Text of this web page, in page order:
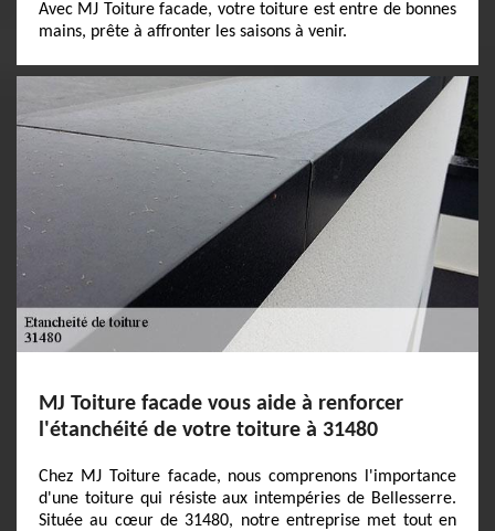
Avec MJ Toiture facade, votre toiture est entre de bonnes
mains, prête à affronter les saisons à venir.
MJ Toiture facade vous aide à renforcer
l'étanchéité de votre toiture à 31480
Chez MJ Toiture facade, nous comprenons l'importance
d'une toiture qui résiste aux intempéries de Bellesserre.
Située au cœur de 31480, notre entreprise met tout en